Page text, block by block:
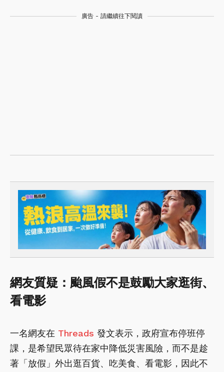
廣告 - 請繼續往下閱讀
網友質疑：颱風假不是鼓勵大家逛街、
看電影
一名網友在 Threads 發文表示，政府宣布停班停
課，是希望民眾待在家中降低災害風險，而不是趁
著「放假」外出逛百貨、吃美食、看電影，因此不